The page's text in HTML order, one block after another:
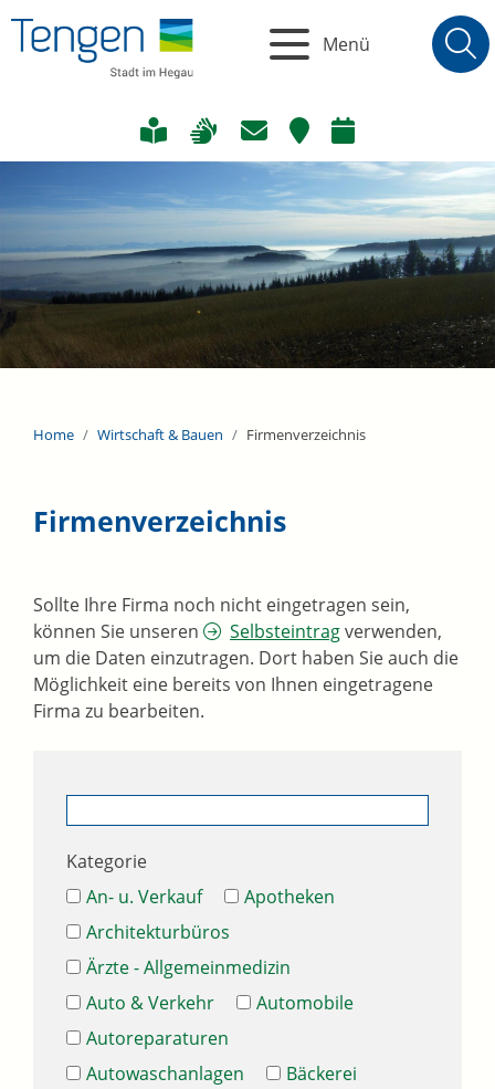
Menü
Home Wirtschaft & Bauen Firmenverzeichnis
Firmenverzeichnis
Sollte Ihre Firma noch nicht eingetragen sein,
können Sie unseren
Selbsteintragverwenden,
um die Daten einzutragen. Dort haben Sie auch die
Möglichkeit eine bereits von Ihnen eingetragene
Firma zu bearbeiten.
Kategorie
An- u. Verkauf
Apotheken
Architekturbüros
Ärzte - Allgemeinmedizin
Auto & Verkehr
Automobile
Autoreparaturen
Autowaschanlagen
Bäckerei